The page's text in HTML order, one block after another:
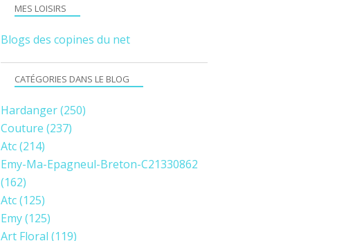
MES LOISIRS
Blogs des copines du net
CATÉGORIES DANS LE BLOG
Hardanger(250)
Couture (237)
Atc(214)
Emy-Ma-Epagneul-Breton-C21330862
(162)
Atc(125)
Emy(125)
Art Floral (119)